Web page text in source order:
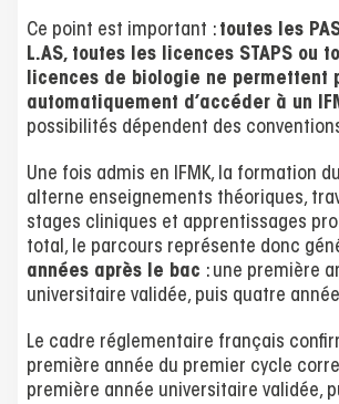
Ce point est important : toutes les
L.AS, toutes les licences STAPS ou
licences de biologie ne permettent
automatiquement d’accéder à un
possibilités dépendent des
Une fois admis en IFMK, la formation
alterne enseignements théoriques,
stages cliniques et apprentissages
total, le parcours représente donc
années après le bac : une première
universitaire validée, puis quatre
Le cadre réglementaire français
première année du premier cycle
première année universitaire validée,